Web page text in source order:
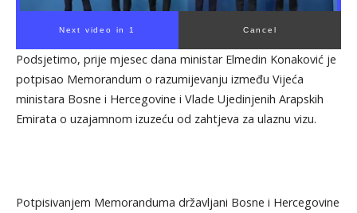
Next video in 1 Cancel
Podsjetimo, prije mjesec dana ministar Elmedin Konaković je
potpisao Memorandum o razumijevanju između Vijeća
ministara Bosne i Hercegovine i Vlade Ujedinjenih Arapskih
Emirata o uzajamnom izuzeću od zahtjeva za ulaznu vizu.
Potpisivanjem Memoranduma državljani Bosne i Hercegovine